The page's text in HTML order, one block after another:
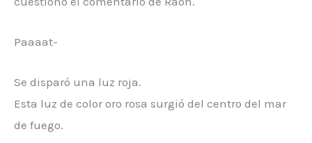
Paaaat-
Se disparó una luz roja.
Esta luz de color oro rosa surgió del centro del mar
de fuego.